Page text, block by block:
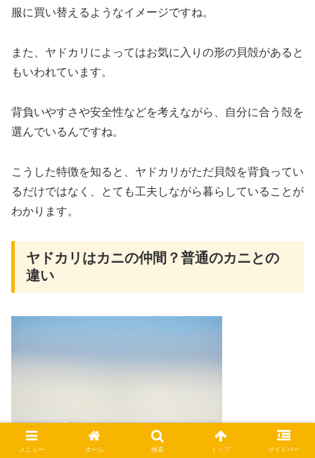
服に買い替えるようなイメージですね。
また、ヤドカリによってはお気に入りの形の貝殻があると
もいわれています。
背負いやすさや安全性などを考えながら、自分に合う殻を
選んでいるんですね。
こうした特徴を知ると、ヤドカリがただ貝殻を背負ってい
るだけではなく、とても工夫しながら暮らしていることが
わかります。
ヤドカリはカニの仲間？普通のカニとの
違い
メニュー ホーム 検索 トップ サイドバー